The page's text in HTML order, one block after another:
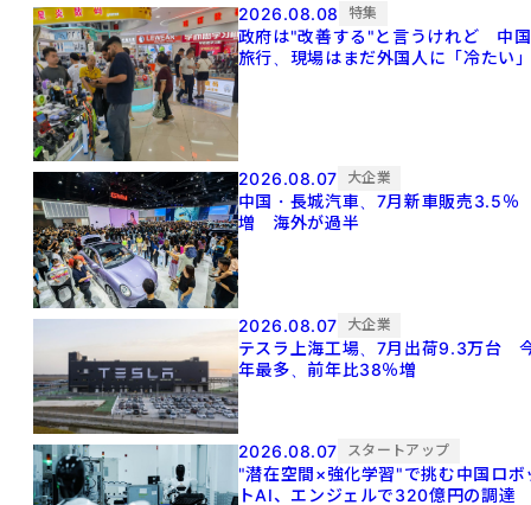
2026.08.08 特集
政府は"改善する"と言うけれど 中国
旅行、現場はまだ外国人に「冷たい
2026.08.07 大企業
中国・長城汽車、7月新車販売3.5％
増 海外が過半
2026.08.07 大企業
テスラ上海工場、7月出荷9.3万台
年最多、前年比38％増
2026.08.07 スタートアップ
"潜在空間×強化学習"で挑む中国ロボ
トAI、エンジェルで320億円の調達